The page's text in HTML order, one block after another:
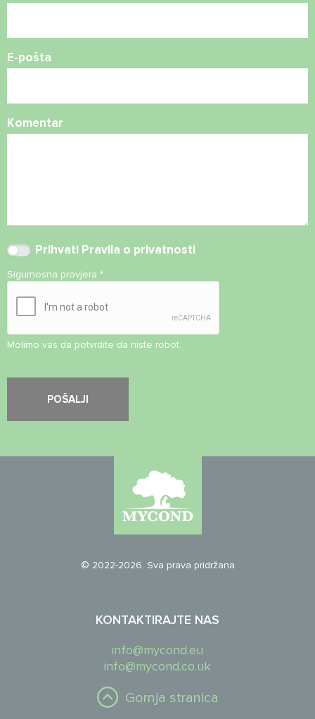
E-pošta
Komentar
Prihvati Pravila o privatnosti
Sigurnosna provjera *
Molimo vas da potvrdite da niste robot.
© 2022-2026. Sva prava pridržana
KONTAKTIRAJTE NAS
info@mycond.eu
info@mycond.co.uk
Gornja stranica